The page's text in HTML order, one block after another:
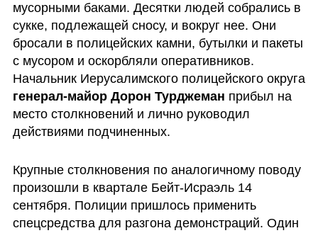
мусорными баками. Десятки людей собрались в
сукке, подлежащей сносу, и вокруг нее. Они
бросали в полицейских камни, бутылки и пакеты
с мусором и оскорбляли оперативников.
Начальник Иерусалимского полицейского округа
генерал-майор Дорон Турджеман прибыл на
место столкновений и лично руководил
действиями подчиненных.
Крупные столкновения по аналогичному поводу
произошли в квартале Бейт-Исраэль 14
сентября. Полиции пришлось применить
спецсредства для разгона демонстраций. Один